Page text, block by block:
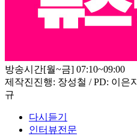
방송시간[월~금] 07:10~09:00
제작진진행: 장성철 / PD: 이은
규
다시듣기
인터뷰전문